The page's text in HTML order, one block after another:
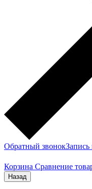
Обратный звонокЗапись
Корзина Сравнение
Назад